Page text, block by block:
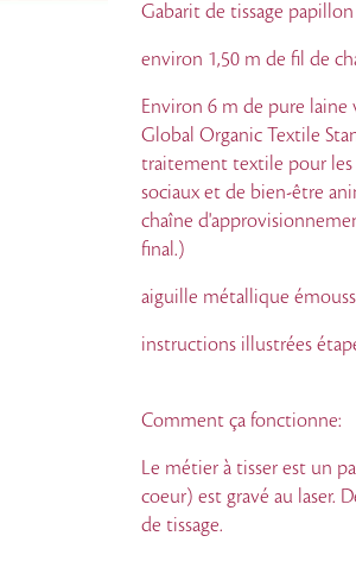
Gabarit de tissage
environ 1,50 m de fil de
Environ 6 m de pure laine
Global Organic Textile
traitement textile pour les
sociaux et de bien-être
chaîne
final.)
aiguille métallique
instructions illustrées
Comment ça fonctionne:
Le métier à tisser est un
coeur) est gravé au laser.
de tissage.